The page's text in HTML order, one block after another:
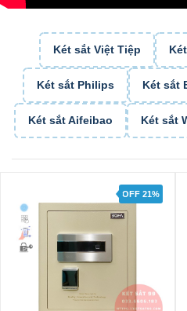
Két sắt Việt Tiệp
Két sắt Philips Két sắt
Két sắt Aifeibao Két sắt
OFF 21%